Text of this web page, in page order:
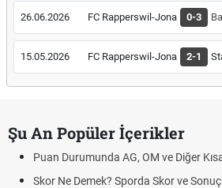
26.06.2026 FC Rapperswil-Jona 0-3
15.05.2026 FC Rapperswil-Jona 2-1
Şu An Popüler İçerikler
Puan Durumunda AG, OM ve Diğer
Skor Ne Demek? Sporda Skor ve